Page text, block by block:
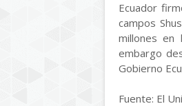
Ecuador
campos
millones en
embargo
Gobierno
Fuente: El